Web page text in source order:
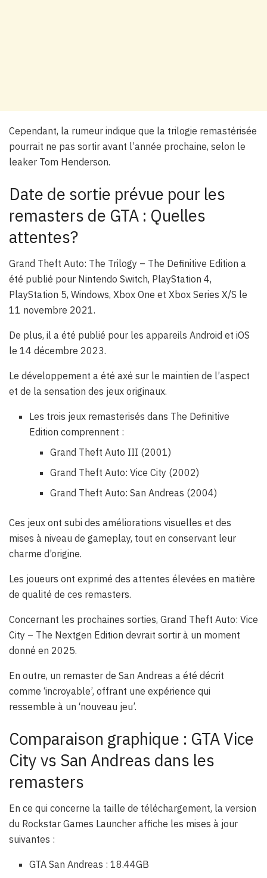
Cependant, la rumeur indique que la trilogie remastérisée
pourrait ne pas sortir avant l’année prochaine, selon le
leaker Tom Henderson.
Date de sortie prévue pour les
remasters de GTA : Quelles
attentes?
Grand Theft Auto: The Trilogy – The Definitive Edition a
été publié pour Nintendo Switch, PlayStation 4,
PlayStation 5, Windows, Xbox One et Xbox Series X/S le
11 novembre 2021.
De plus, il a été publié pour les appareils Android et iOS
le 14 décembre 2023.
Le développement a été axé sur le maintien de l’aspect
et de la sensation des jeux originaux.
Les trois jeux remasterisés dans The Definitive
Edition comprennent :
Grand Theft Auto III (2001)
Grand Theft Auto: Vice City (2002)
Grand Theft Auto: San Andreas (2004)
Ces jeux ont subi des améliorations visuelles et des
mises à niveau de gameplay, tout en conservant leur
charme d’origine.
Les joueurs ont exprimé des attentes élevées en matière
de qualité de ces remasters.
Concernant les prochaines sorties, Grand Theft Auto: Vice
City – The Nextgen Edition devrait sortir à un moment
donné en 2025.
En outre, un remaster de San Andreas a été décrit
comme ‘incroyable’, offrant une expérience qui
ressemble à un ‘nouveau jeu’.
Comparaison graphique : GTA Vice
City vs San Andreas dans les
remasters
En ce qui concerne la taille de téléchargement, la version
du Rockstar Games Launcher affiche les mises à jour
suivantes :
GTA San Andreas : 18.44GB